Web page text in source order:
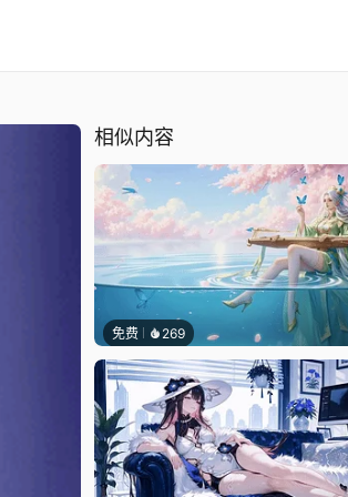
相似内容
免费 269